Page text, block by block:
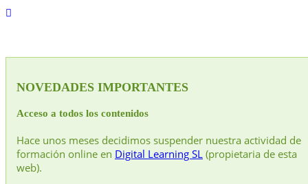
NOVEDADES IMPORTANTES
Acceso a todos los contenidos
Hace unos meses decidimos suspender nuestra actividad de
formación online en Digital Learning SL (propietaria de esta
web).